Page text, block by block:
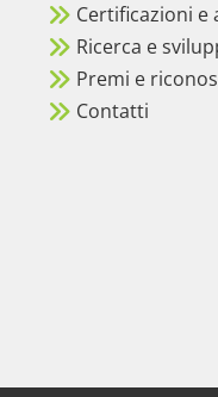
Certificazioni e
Ricerca e
Premi e
Contatti